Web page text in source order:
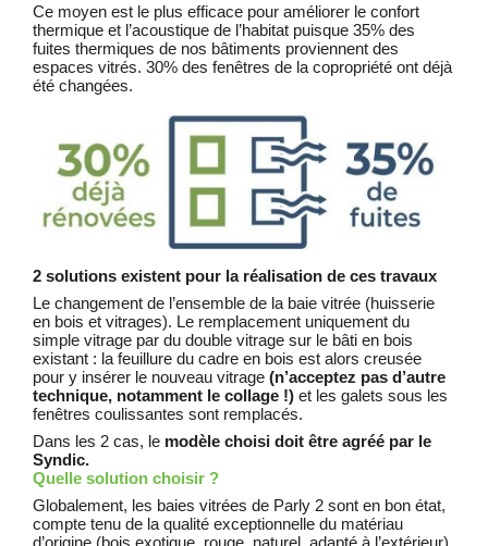
Ce moyen est le plus efficace pour améliorer le confort
thermique et l’acoustique de l’habitat puisque 35% des
fuites thermiques de nos bâtiments proviennent des
espaces vitrés. 30% des fenêtres de la copropriété ont déjà
été changées.
2 solutions existent pour la réalisation de ces travaux
Le changement de l’ensemble de la baie vitrée (huisserie
en bois et vitrages). Le remplacement uniquement du
simple vitrage par du double vitrage sur le bâti en bois
existant : la feuillure du cadre en bois est alors creusée
pour y insérer le nouveau vitrage(n’acceptez pas d’autre
technique, notamment le collage !)et les galets sous les
fenêtres coulissantes sont remplacés.
Dans les 2 cas, le modèle choisi doit être agréé par le
Syndic.
Quelle solution choisir ?
Globalement, les baies vitrées de Parly 2 sont en bon état,
compte tenu de la qualité exceptionnelle du matériau
d’origine (bois exotique, rouge, naturel, adapté à l’extérieur)